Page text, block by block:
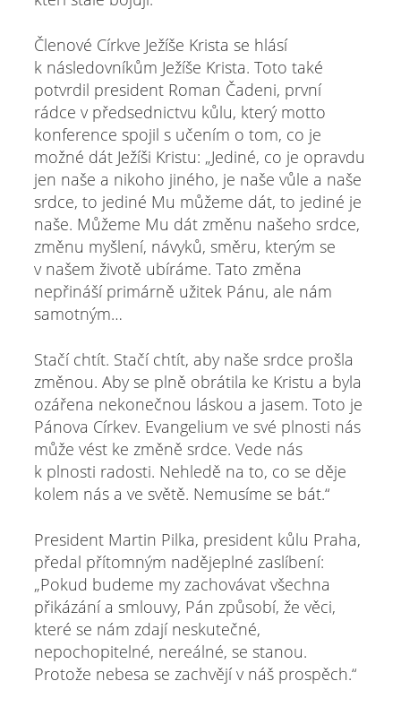
Členové Církve Ježíše Krista se hlásí
k následovníkům Ježíše Krista. Toto také
potvrdil president Roman Čadeni, první
rádce v předsednictvu kůlu, který motto
konference spojil s učením o tom, co je
možné dát Ježíši Kristu: „Jediné, co je opravdu
jen naše a nikoho jiného, je naše vůle a naše
srdce, to jediné Mu můžeme dát, to jediné je
naše. Můžeme Mu dát změnu našeho srdce,
změnu myšlení, návyků, směru, kterým se
v našem životě ubíráme. Tato změna
nepřináší primárně užitek Pánu, ale nám
samotným…
Stačí chtít. Stačí chtít, aby naše srdce prošla
změnou. Aby se plně obrátila ke Kristu a byla
ozářena nekonečnou láskou a jasem. Toto je
Pánova Církev. Evangelium ve své plnosti nás
může vést ke změně srdce. Vede nás
k plnosti radosti. Nehledě na to, co se děje
kolem nás a ve světě. Nemusíme se bát.“
President Martin Pilka, president kůlu Praha,
předal přítomným nadějeplné zaslíbení:
„Pokud budeme my zachovávat všechna
přikázání a smlouvy, Pán způsobí, že věci,
které se nám zdají neskutečné,
nepochopitelné, nereálné, se stanou.
Protože nebesa se zachvějí v náš prospěch.“